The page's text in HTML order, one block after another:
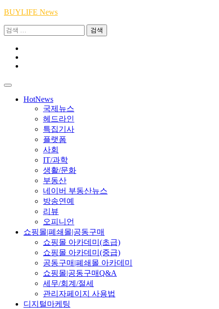
Skip
content
BUYLIFE News
검
HotNews
국제뉴스
헤드라인
특집기사
플랫폼
사회
IT/과학
생활/문화
부동산
네이버 부동산뉴스
방송연예
리뷰
오피니언
쇼핑몰|폐쇄몰|공동구매
쇼핑몰 아카데미(초급)
쇼핑몰 아카데미(중급)
공동구매|폐쇄몰 아카데미
쇼핑몰|공동구매Q&A
세무/회계/절세
관리자페이지 사용법
디지털마케팅